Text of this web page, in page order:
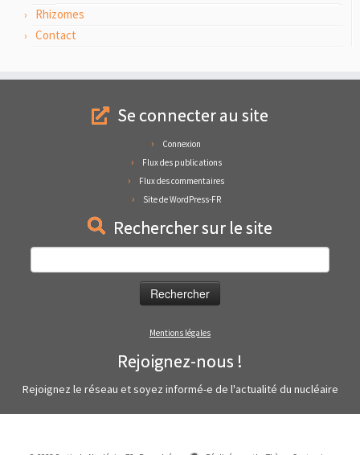
Rhizomes
Contact
Se connecter au site
Connexion
Flux des publications
Flux des commentaires
Site de WordPress-FR
Rechercher sur le site
Mentions légales
Rejoignez-nous !
Rejoignez le réseau et soyez informé-e de l'actualité du nucléaire